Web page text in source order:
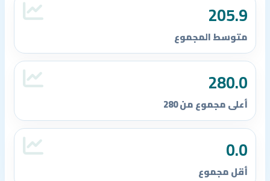
205.9
متوسط المجموع
280.0
أعلى مجموع من 280
0.0
أقل مجموع